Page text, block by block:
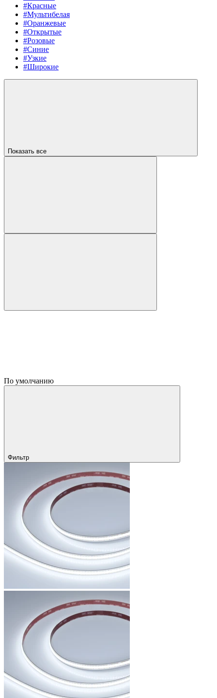
#Красные
#Мультибелая
#Оранжевые
#Открытые
#Розовые
#Синие
#Узкие
#Широкие
Показать все
По умолчанию
Фильтр